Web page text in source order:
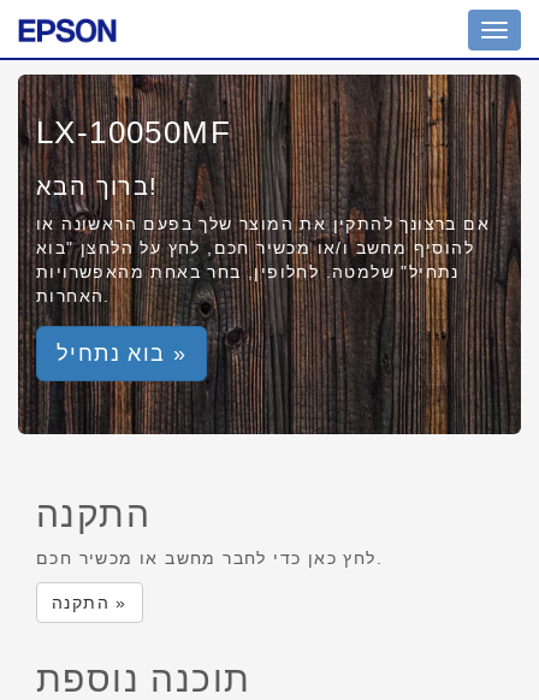
LX-10050MF
ברוך הבא!
אם ברצונך להתקין את המוצר שלך בפעם הראשונה או
להוסיף מחשב ו/או מכשיר חכם, לחץ על הלחצן "בוא
נתחיל" שלמטה. לחלופין, בחר באחת מהאפשרויות
האחרות.
בוא נתחיל »
התקנה
התקנה »
תוכנה נוספת